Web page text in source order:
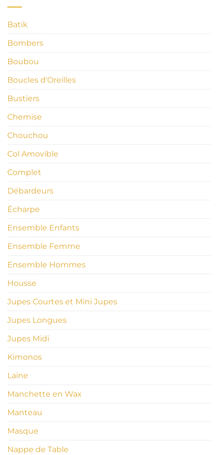
Batik
Bombers
Boubou
Boucles d'Oreilles
Bustiers
Chemise
Chouchou
Col Amovible
Complet
Débardeurs
Écharpe
Ensemble Enfants
Ensemble Femme
Ensemble Hommes
Housse
Jupes Courtes et Mini Jupes
Jupes Longues
Jupes Midi
Kimonos
Laine
Manchette en Wax
Manteau
Masque
Nappe de Table